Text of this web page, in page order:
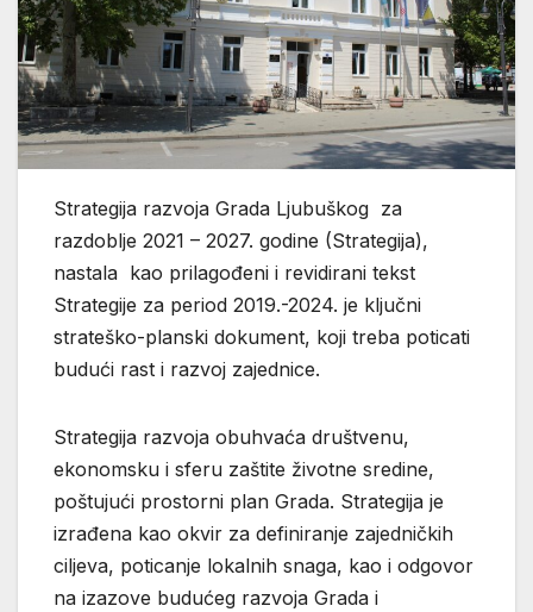
Strategija razvoja Grada Ljubuškog za
razdoblje 2021 – 2027. godine (Strategija),
nastala kao prilagođeni i revidirani tekst
Strategije za period 2019.-2024. je ključni
strateško-planski dokument, koji treba poticati
budući rast i razvoj zajednice.
Strategija razvoja obuhvaća društvenu,
ekonomsku i sferu zaštite životne sredine,
poštujući prostorni plan Grada. Strategija je
izrađena kao okvir za definiranje zajedničkih
ciljeva, poticanje lokalnih snaga, kao i odgovor
na izazove budućeg razvoja Grada i